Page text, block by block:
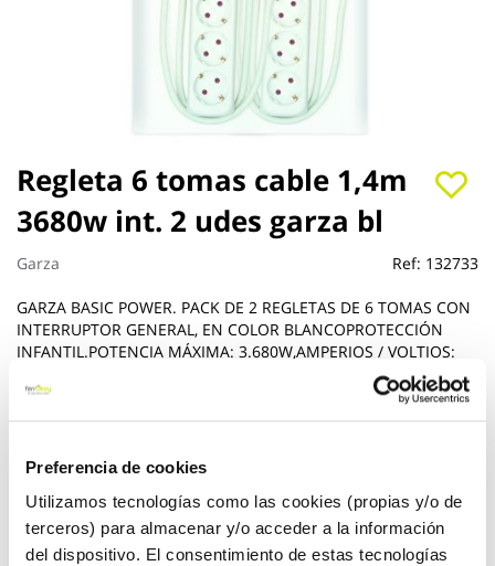
Preferencia de cookies
Utilizamos tecnologías como las cookies (propias y/o de
terceros) para almacenar y/o acceder a la información
del dispositivo. El consentimiento de estas tecnologías
Regleta 6 tomas cable 1,4m
3680w int. 2 udes garza bl
Garza Ref: 132733
GARZA BASIC POWER. PACK DE 2 REGLETAS DE 6 TOMAS CON
INTERRUPTOR GENERAL, EN COLOR BLANCOPROTECCIÓN
INFANTIL.POTENCIA MÁXIMA: 3.680W,AMPERIOS / VOLTIOS:
Ver más
20,65 €
Agotado
Saltar
al
comienzo
de
la
de
imágenes